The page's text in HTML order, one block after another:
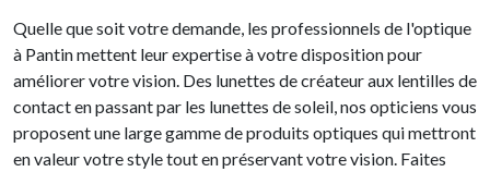
Quelle que soit votre demande, les professionnels de l'optique
à Pantin mettent leur expertise à votre disposition pour
améliorer votre vision. Des lunettes de créateur aux lentilles de
contact en passant par les lunettes de soleil, nos opticiens vous
proposent une large gamme de produits optiques qui mettront
en valeur votre style tout en préservant votre vision. Faites